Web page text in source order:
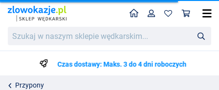
w
wędkarskim...
HomeProfil
Czas dostawy: Maks. 3 do 4 dni roboczych
Przypony